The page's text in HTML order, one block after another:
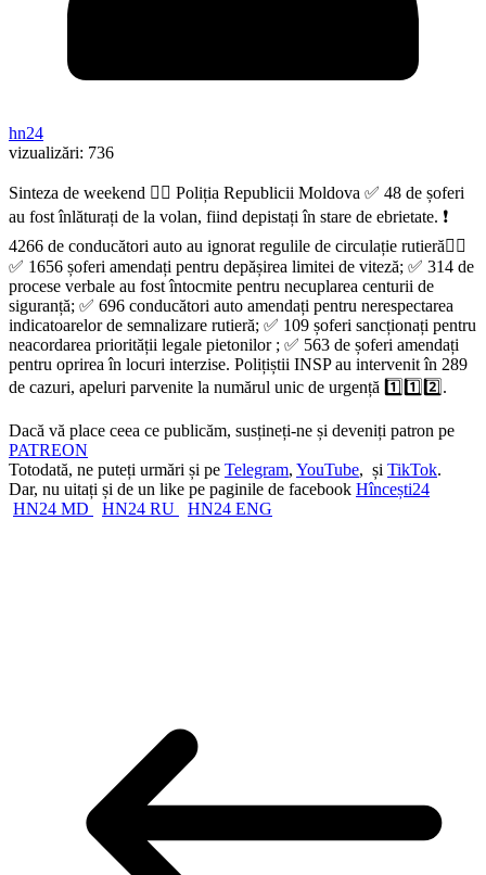
hn24
vizualizări: 736
Sinteza de weekend 👇🏻 Poliția Republicii Moldova ✅️ 48 de șoferi
au fost înlăturați de la volan, fiind depistați în stare de ebrietate. ❗️
4266 de conducători auto au ignorat regulile de circulație rutieră👇🏻
✅️ 1656 șoferi amendați pentru depășirea limitei de viteză; ✅️ 314 de
procese verbale au fost întocmite pentru necuplarea centurii de
siguranță; ✅️ 696 conducători auto amendați pentru nerespectarea
indicatoarelor de semnalizare rutieră; ✅️ 109 șoferi sancționați pentru
neacordarea priorității legale pietonilor ; ✅️ 563 de șoferi amendați
pentru oprirea în locuri interzise. Polițiștii INSP au intervenit în 289
de cazuri, apeluri parvenite la numărul unic de urgență 1️⃣1️⃣2️⃣.
Dacă vă place ceea ce publicăm, susțineți-ne și deveniți patron pe
PATREON
Totodată, ne puteți urmări și pe Telegram, YouTube, și TikTok.
Dar, nu uitați și de un like pe paginile de facebook Hîncești24
HN24 MD
HN24 RU HN24 ENG